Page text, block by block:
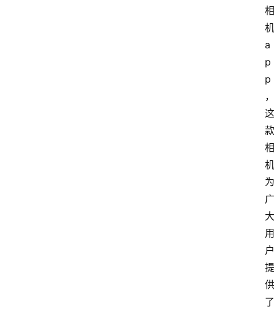
相
机
a
p
p
，
这
款
相
机
为
广
大
用
户
提
供
了